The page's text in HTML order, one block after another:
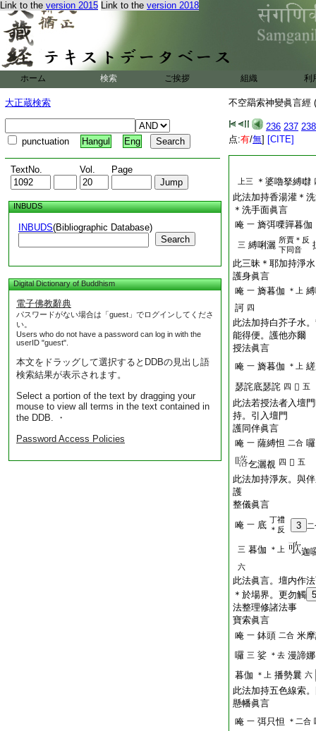
Link to the version 2015 Link to the version 2018
ホーム 検索 ご挨拶 組織 利
大正蔵検索
punctuation Hangul Eng
TextNo. Vol. Page
INBUDS
INBUDS(Bibliographic Database)
Search
Digital Dictionary of Buddhism
電子佛教辭典
パスワードがない場合は「guest」でログインしてくださ
い。
Users who do not have a password can log in with the
userID "guest".
本文をドラッグして選択するとDDBの見出し語
検索結果が表示されます。
Select a portion of the text by dragging your
mouse to view all terms in the text contained in
the DDB. ・
Password Access Policies
不空羂索神變眞言經
236 237 238
点:有/無] [CITE]
上三 ＊婆嚕拏縛㘑
此法加持香湯灌＊
＊洗手面眞言
唵 一 旖弭㗚嚲暮伽
三 縛唎灑 所賈＊反
下同音
此三昧＊耶加持淨
護身眞言
唵 一 旖暮伽 ＊上
訶 四
此法加持白芥子水
能得便。護他亦爾
授法眞言
唵 一 旖暮伽 ＊上
瑟詫底瑟詫 四 𤙖 五
此法若授法者入壇
持。引入壇門
護同伴眞言
唵 一 薩縛怛 二合 囉
乞灑覩 四 𤙖 五
此法加持淨灰。與
護
整儀眞言
唵 一 底 丁禮
＊反
3
三 暮伽 ＊上 迦
六
此法眞言。壇内作
＊於場界。更勿觸 5
法整理修諸法事
寶索眞言
唵 一 鉢頭 二合 米
囉 三 娑 ＊去 漫諦娜
暮伽
＊上 播勢曩 六
此法加持五色線索
懸幡眞言
唵 一 弭只怛 ＊二合